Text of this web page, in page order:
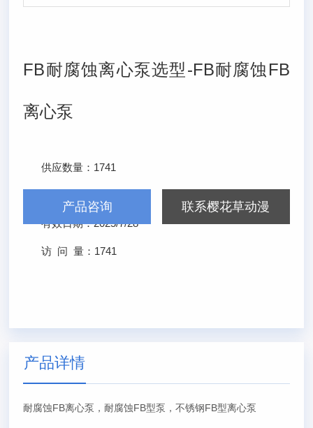
FB耐腐蚀离心泵选型-FB耐腐蚀FB
离心泵
供应数量： 1741
有效日期：2025/7/28
访 问 量： 1741
产品咨询 联系樱花草动漫
产品详情
耐腐蚀FB离心泵，耐腐蚀FB型泵，不锈钢FB型离心泵